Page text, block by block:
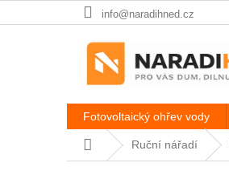
na
info@naradihned.cz
Fotovoltaický ohřev vody
Domů Ruční nářadí